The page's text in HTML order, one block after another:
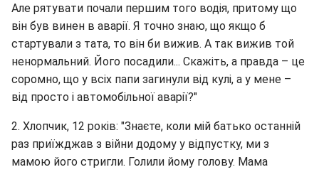
Але рятувати почали першим того водія, притому що
він був винен в аварії. Я точно знаю, що якщо б
стартували з тата, то він би вижив. А так вижив той
ненормальний. Його посадили... Скажіть, а правда – це
соромно, що у всіх папи загинули від кулі, а у мене –
від просто і автомобільної аварії?"
2. Хлопчик, 12 років: "Знаєте, коли мій батько останній
раз приїжджав з війни додому у відпустку, ми з
мамою його стригли. Голили йому голову. Мама